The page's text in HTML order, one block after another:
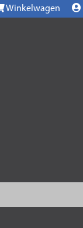
Winkelwagen